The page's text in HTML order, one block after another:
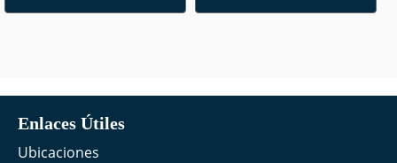
Enlaces Útiles
Ubicaciones